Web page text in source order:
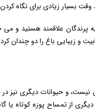
بسیار زیادی برای نگاه
پرندگان علاقمند هستید و می
و زیبایی باغ را دو چندان
نیست، و حیوانات دیگری
از تمساح ‌پوزه کوتاه یا